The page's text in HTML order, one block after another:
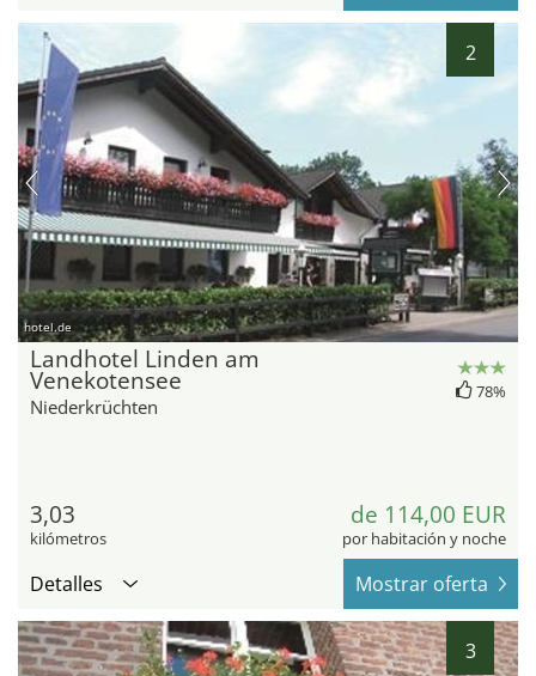
2
hotel.de
Landhotel Linden am
Venekotensee
Niederkrüchten
78%
3,03
kilómetros
de 114,00 EUR
por habitación y noche
Detalles Mostrar oferta
3